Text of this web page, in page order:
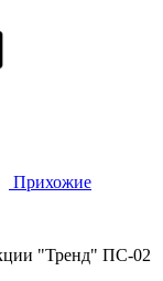
Прихожие
"Тренд" ПС-02